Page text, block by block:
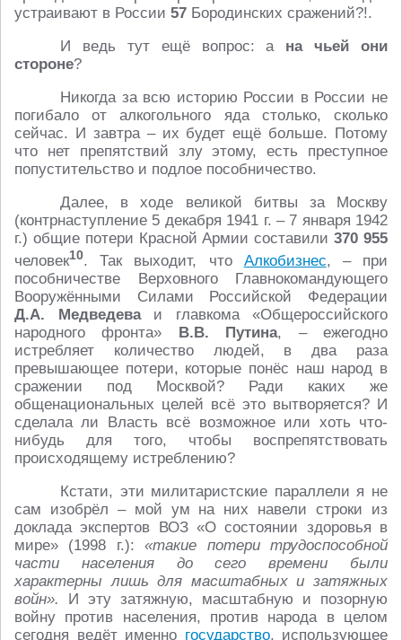
устраивают в России 57 Бородинских сражений?!.
И ведь тут ещё вопрос: а на чьей они
стороне?
Никогда за всю историю России в России не
погибало от алкогольного яда столько, сколько
сейчас. И завтра – их будет ещё больше. Потому
что нет препятствий злу этому, есть преступное
попустительство и подлое пособничество.
Далее, в ходе великой битвы за Москву
(контрнаступление 5 декабря 1941 г. – 7 января 1942
г.) общие потери Красной Армии составили370 955
человек10. Так выходит, что Алкобизнес, – при
пособничестве Верховного Главнокомандующего
Вооружёнными Силами Российской Федерации
Д.А. Медведеваи главкома «Общероссийского
народного фронта» В.В. Путина, – ежегодно
истребляет количество людей, в два раза
превышающее потери, которые понёс наш народ в
сражении под Москвой? Ради каких же
общенациональных целей всё это вытворяется? И
сделала ли Власть всё возможное или хоть что-
нибудь для того, чтобы воспрепятствовать
происходящему истреблению?
Кстати, эти милитаристские параллели я не
сам изобрёл – мой ум на них навели строки из
доклада экспертов ВОЗ «О состоянии здоровья в
мире» (1998 г.):«такие потери трудоспособной
части населения до сего времени были
характерны лишь для масштабных и затяжных
войн». И эту затяжную, масштабную и позорную
войну против населения, против народа в целом
сегодня ведёт именно государство, использующее